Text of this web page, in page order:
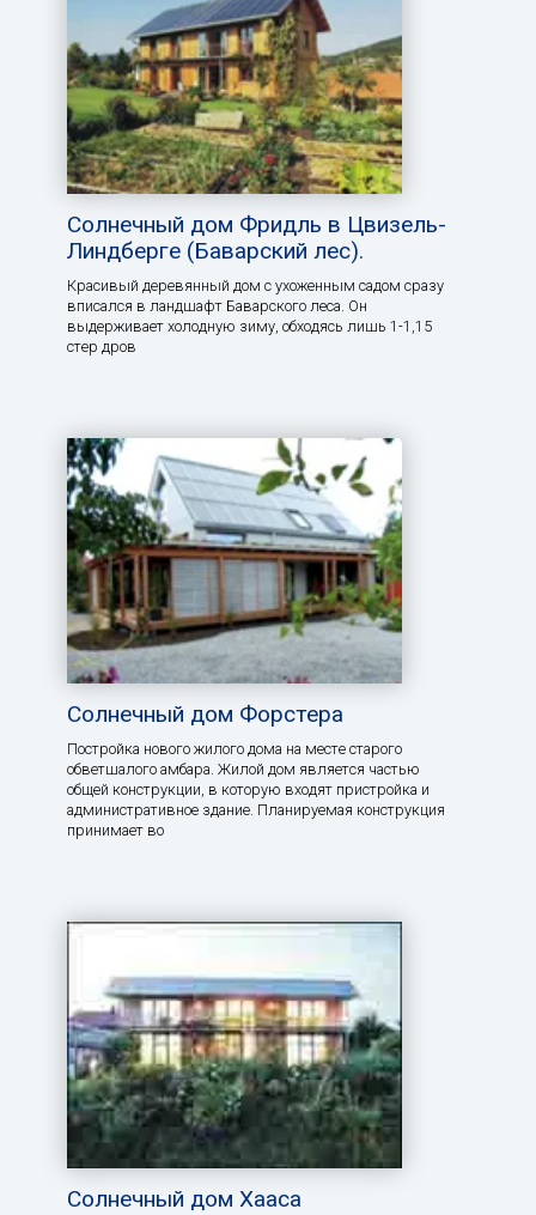
Солнечный дом Фридль в Цвизель-
Линдберге (Баварский лес).
Красивый деревянный дом с ухоженным садом сразу
вписался в ландшафт Баварского леса. Он
выдерживает холодную зиму, обходясь лишь 1-1,15
стер дров
Солнечный дом Форстера
Постройка нового жилого дома на месте старого
обветшалого амбара. Жилой дом является частью
общей конструкции, в которую входят пристройка и
административное здание. Планируемая конструкция
принимает во
Солнечный дом Хааса